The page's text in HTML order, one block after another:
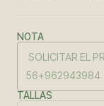
NOTA
TALLAS